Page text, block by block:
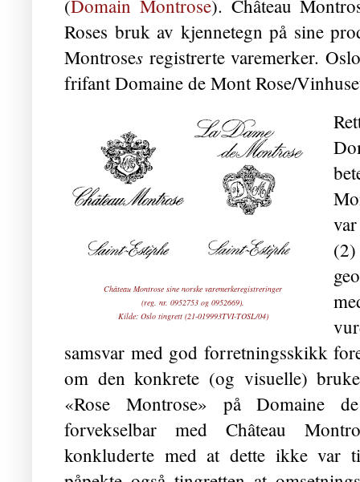
(Domain Montrose). Château
Roses bruk av kjennetegn på sine
Montroses registrerte varemerker.
frifant Domaine de Mont Rose/
Château Montrose sine norske varemerkeregistreringer
(reg. nr. 0952753 og 0952669).
Kilde: Oslo tingrett (21-019993TVI-TOSL/04)
(2)
samsvar med god forretningsskikk
om den konkrete (og visuelle)
«Rose Montrose» på Domaine
forvekselbar med Château
konkluderte med at dette ikke var